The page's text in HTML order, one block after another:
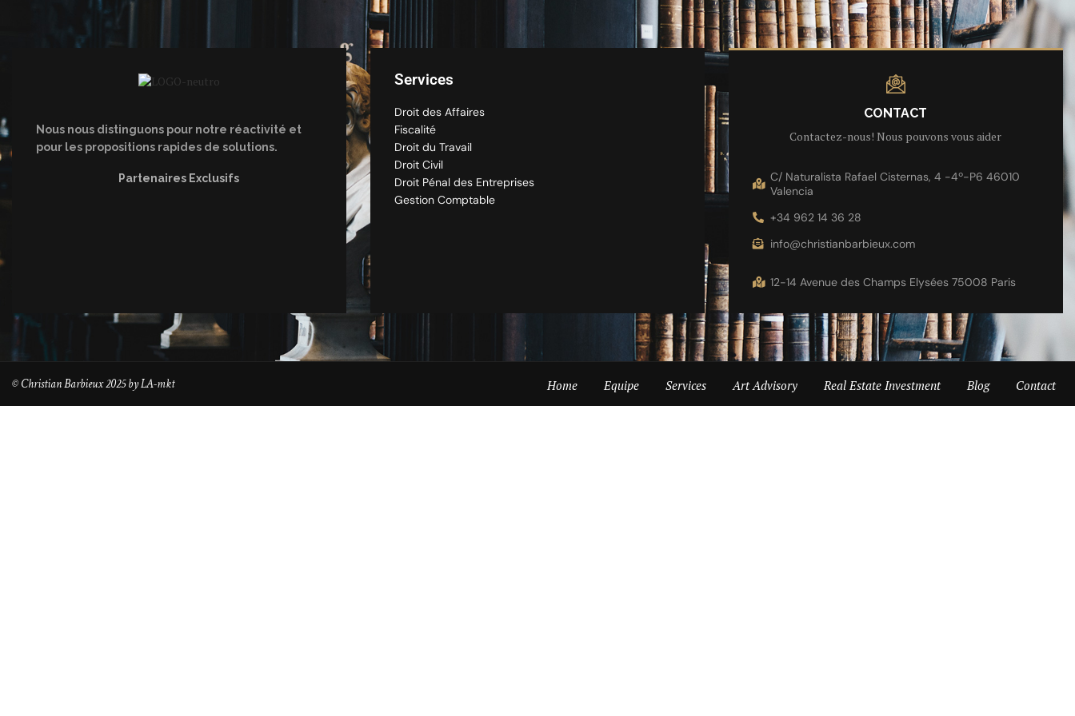
Nous nous distinguons pour notre réactivité et
pour les propositions rapides de solutions.
Partenaires Exclusifs
Services
Droit des Affaires
Fiscalité
Droit du Travail
Droit Civil
Droit Pénal des Entreprises
Gestion Comptable
CONTACT
Contactez-nous! Nous pouvons vous aider
C/ Naturalista Rafael Cisternas, 4 -4º-P6 46010
Valencia
+34 962 14 36 28
info@christianbarbieux.com
12-14 Avenue des Champs Elysées 75008 Paris
© Christian Barbieux 2025 byLA-mkt Home Equipe Services Art Advisory Real Estate Investment Blog Contact